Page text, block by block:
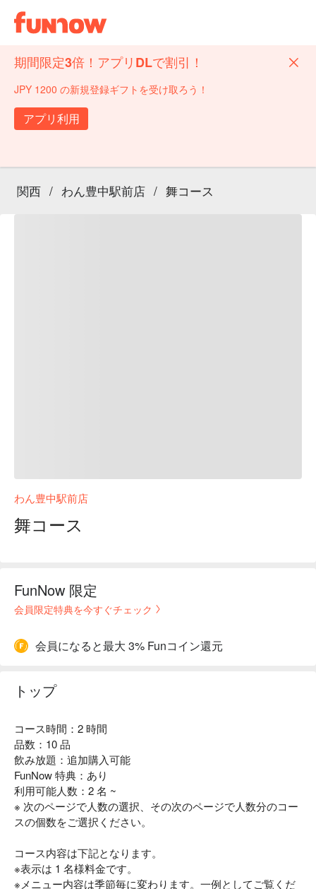
期間限定3倍！アプリDLで割引！
JPY 1200 の新規登録ギフトを受け取ろう！
アプリ利用
関西 / わん豊中駅前店 / 舞コース
わん豊中駅前店
舞コース
FunNow 限定
会員限定特典を今すぐチェック
会員になると最大 3% Funコイン還元
トップ
コース時間：2 時間
品数：10 品
飲み放題：追加購入可能
FunNow 特典：あり
利用可能人数：2 名 ~
※ 次のページで人数の選択、その次のページで人数分のコー
スの個数をご選択ください。
コース内容は下記となります。
※表示は 1 名様料金です。
※メニュー内容は季節毎に変わります。一例としてご覧くだ